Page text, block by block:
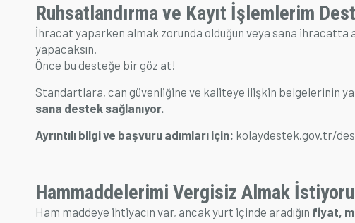
Ruhsatlandırma ve Kayıt İşlemlerim
İhracat yaparken almak zorunda olduğun veya sana ihracatta
yapacaksın.
Önce bu desteğe bir göz at!
Standartlara, can güvenliğine ve kaliteye ilişkin belgelerinin
sana destek sağlanıyor.
Ayrıntılı bilgi ve başvuru adımları için: kolaydestek.gov.tr/
Hammaddelerimi Vergisiz Almak
Ham maddeye ihtiyacın var, ancak yurt içinde aradığın fiyat,